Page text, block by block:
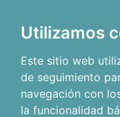
Utilizamos
Este sitio web
de seguimiento
navegación con
la funcionalidad